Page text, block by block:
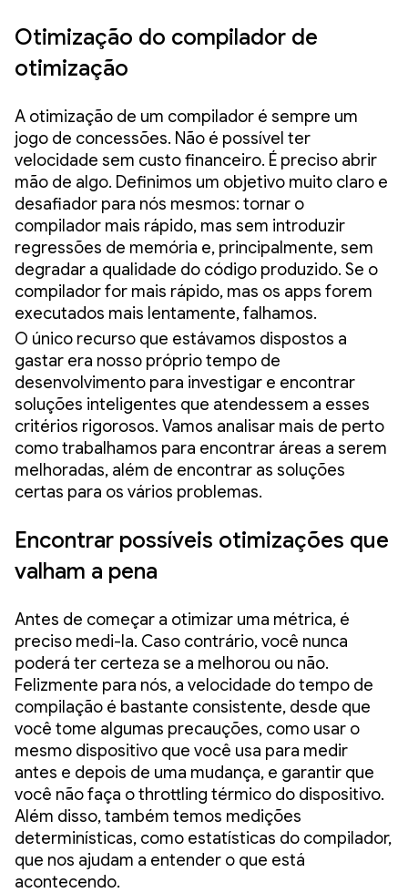
Otimização do compilador de
otimização
A otimização de um compilador é sempre um
jogo de concessões. Não é possível ter
velocidade sem custo financeiro. É preciso abrir
mão de algo. Definimos um objetivo muito claro e
desafiador para nós mesmos: tornar o
compilador mais rápido, mas sem introduzir
regressões de memória e, principalmente, sem
degradar a qualidade do código produzido. Se o
compilador for mais rápido, mas os apps forem
executados mais lentamente, falhamos.
O único recurso que estávamos dispostos a
gastar era nosso próprio tempo de
desenvolvimento para investigar e encontrar
soluções inteligentes que atendessem a esses
critérios rigorosos. Vamos analisar mais de perto
como trabalhamos para encontrar áreas a serem
melhoradas, além de encontrar as soluções
certas para os vários problemas.
Encontrar possíveis otimizações que
valham a pena
Antes de começar a otimizar uma métrica, é
preciso medi-la. Caso contrário, você nunca
poderá ter certeza se a melhorou ou não.
Felizmente para nós, a velocidade do tempo de
compilação é bastante consistente, desde que
você tome algumas precauções, como usar o
mesmo dispositivo que você usa para medir
antes e depois de uma mudança, e garantir que
você não faça o throttling térmico do dispositivo.
Além disso, também temos medições
determinísticas, como estatísticas do compilador,
que nos ajudam a entender o que está
acontecendo.